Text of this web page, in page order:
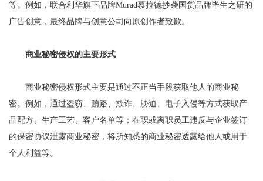
等。例如，联合利华旗下品牌Murad慕拉德抄袭国货品牌毕生之研的
广告创意，最终品牌与创意公司向原创作者致歉。
商业秘密侵权的主要形式
商业秘密侵权形式主要是通过不正当手段获取他人的商业秘
密。例如，通过盗窃、贿赂、欺诈、胁迫、电子入侵等方式获取产
品配方、生产工艺、客户名单等；在职或离职员工违反与企业签订
的保密协议泄露商业秘密，将所知悉的商业秘密透露给他人或用于
个人利益等。